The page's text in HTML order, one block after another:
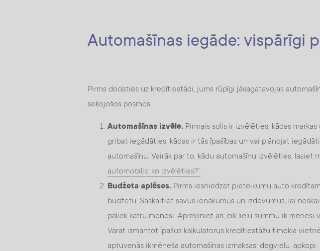
Automašīnas iegāde: vispārīgi
Pirms dodaties uz kredītiestādi, jums rūpīgi jāsagatavojas
sekojošos posmos.
Automašīnas izvēle. Pirmais solis ir izvēlēties, kādas
gribat iegādāties, kādas ir tās īpašības un vai plānojat
automašīnu. Vairāk par to, kādu automašīnu izvēlēties, lasiet
automobilis: ko izvēlēties?”.
Budžeta aplēses. Pirms iesniedzat pieteikumu auto
budžetu. Saskaitiet savus ienākumus un izdevumus, lai
paliek katru mēnesi. Aprēķiniet arī, cik lielu summu ik mēnesi
Varat izmantot īpašus kalkulatorus kredītiestāžu tīmekļa
aptuvenās ikmēneša automašīnas izmaksas: degvielu,